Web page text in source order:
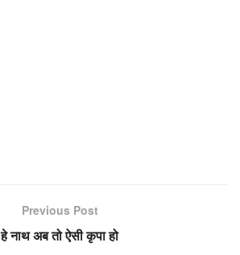
Previous Post
हे नाथ अब तो ऐसी कृपा हो